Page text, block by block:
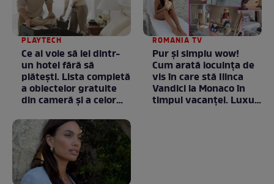
PLAYTECH
Ce ai voie să iei dintr-
un hotel fără să
plătești. Lista completă
a obiectelor gratuite
din cameră și a celor
proprietatea unității
ROMANIA TV
Pur și simplu wow!
Cum arată locuința de
vis în care stă Ilinca
Vandici la Monaco în
timpul vacanței. Luxul